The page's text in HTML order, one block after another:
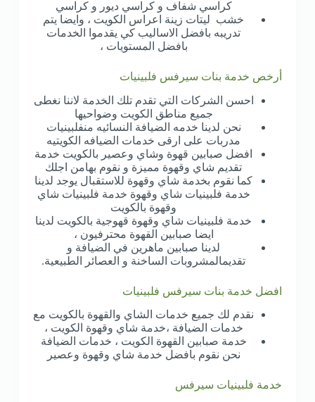
كراسي شفاف و كراسي ديور و كراسي
خشب ليتات زينة اعراس الكويت ، وايضا يتم
تدريبه بافضل الاساليب كي يقدموا الخدمات
بافضل المستويات ،
أرخص خدمة بنات سيرفس فلبينيات
احسن الشركات التي تقدم تلك الخدمة لاننا نغطى
جميع مناطق الكويت وضواحيها
نحن لدينا خدمه الضيافة النسائيه منفلبينيات
مدربات على ارقى خدمات الضيافه الكويتيه
افضل صبابين قهوة وشاي وعصير بالكويت خدمة
تقديم شاي وقهوة مميزة و نقوم بهامن اجلك
كما نقوم بخدمة شاي وقهوة للاستقبال يوجد لدينا
خدمة فلبينيات شاي وقهوة خدمة فلبينيات شاي
وقهوة بالكويت
خدمة فلبينيات شاي وقهوة قهوجية بالكويت لدينا
ايضا صبابين القهوة محترفيون ،
لدينا صبابين ماهرين في الضيافة و
تقديمالمشروبات الساخنة و العصائر الطبيعية.
افضل خدمة بنات سيرفس فلبينيات
نقدم لك جميع خدمات الشاي والقهوة بالكويت مع
خدمات الضيافة ،خدمة شاي وقهوة الكويت ،
خدمة صبابين القهوة الكويت ، خدمات الضيافة
نحن نقوم بافضل خدمة شاي وقهوة وعصير
خدمة فلبينيات سيرفس